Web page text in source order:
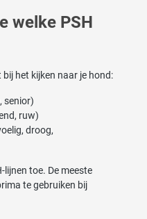
welke PSH
het kijken naar je hond:
senior)
ruw)
droog,
lijnen toe. De meeste
te gebruiken bij